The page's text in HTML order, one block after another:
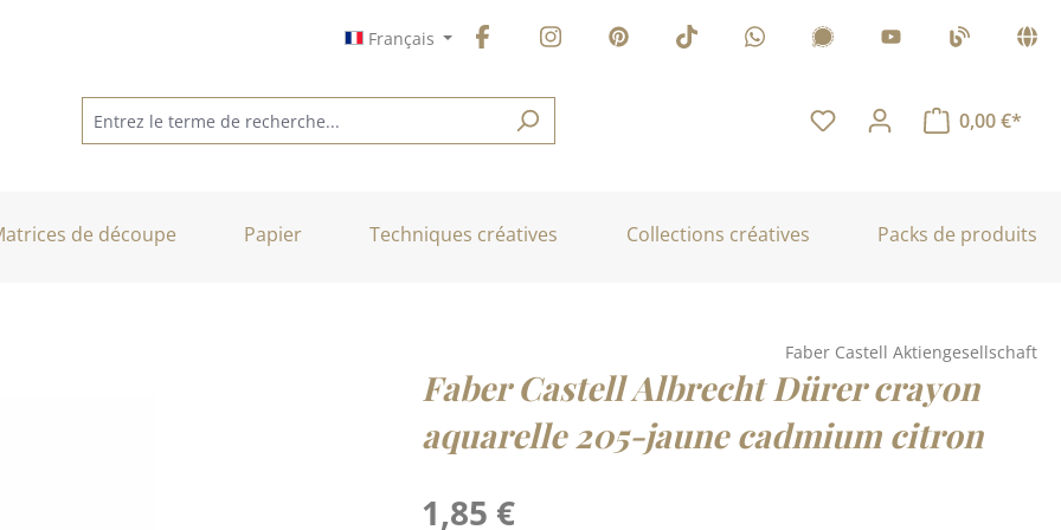
Français
0,00 €*
de découpe Papier Techniques créatives Collections créatives Packs de produits
Faber Castell Aktiengesellschaft
Faber Castell Albrecht Dürer crayon
aquarelle 205-jaune cadmium citron
Prix régulier :
1,85 €